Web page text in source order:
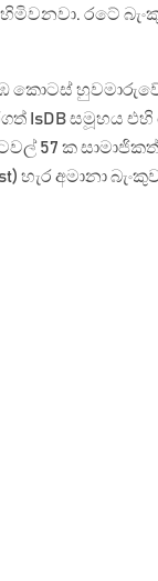
රටේ
කොටස්
IsDB සමූහය එහි
57 ක
හැර අමානා